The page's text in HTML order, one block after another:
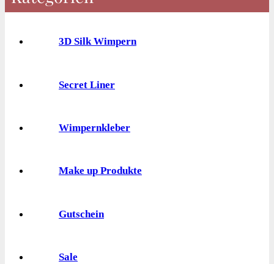
3D Silk Wimpern
Secret Liner
Wimpernkleber
Make up Produkte
Gutschein
Sale